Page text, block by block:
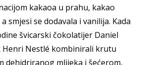
kakaoa u prahu, kakao
smjesi se dodavala i vanilija. Kada
švicarski čokolatijer Daniel
Henri Nestlé kombinirali krutu
dehidriranog mlijeka i šećerom,